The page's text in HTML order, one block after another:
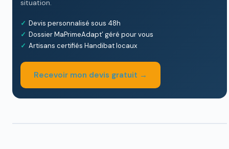
situation.
Devis personnalisé sous 48h
Dossier MaPrimeAdapt’ géré pour vous
Artisans certifiés Handibat locaux
Recevoir mon devis gratuit →